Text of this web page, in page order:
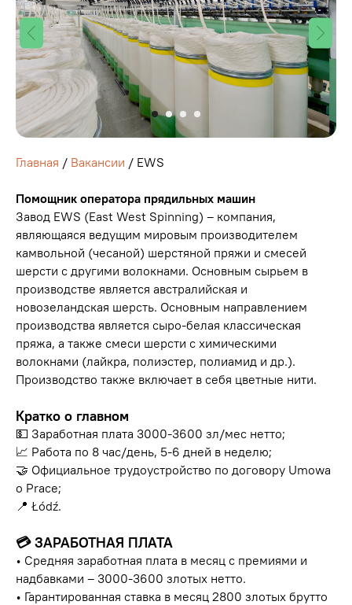
Главная / Вакансии / EWS
Помощник оператора прядильных машин
Завод EWS (East West Spinning) – компания,
являющаяся ведущим мировым производителем
камвольной (чесаной) шерстяной пряжи и смесей
шерсти с другими волокнами. Основным сырьем в
производстве является австралийская и
новозеландская шерсть. Основным направлением
производства является сыро-белая классическая
пряжа, а также смеси шерсти с химическими
волокнами (лайкра, полиэстер, полиамид и др.).
Производство также включает в себя цветные нити.
Кратко о главном
💵 Заработная плата 3000-3600 зл/мес нетто;
📈 Работа по 8 час/день, 5-6 дней в неделю;
🤝 Официальное трудоустройство по договору Umowa
o Prace;
📍 Łódź.
💳 ЗАРАБОТНАЯ ПЛАТА
• Средняя заработная плата в месяц с премиями и
надбавками – 3000-3600 злотых нетто.
• Гарантированная ставка в месяц 2800 злотых брутто